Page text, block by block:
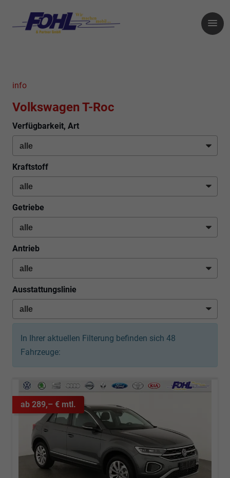
info
Volkswagen T-Roc
Verfügbarkeit, Art
Kraftstoff
Getriebe
Antrieb
Ausstattungslinie
In Ihrer aktuellen Filterung befinden sich 48
Fahrzeuge:
ab 289,– € mtl.